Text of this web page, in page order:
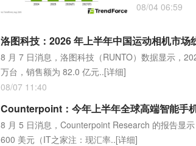
08/04 06:59
洛图科技：2026 年上半年中国运动相机市
8 月 7 日消息，洛图科技（RUNTO）数据显示，
万台，销售额为 82.0 亿元..[详细]
08/07 11:40
Counterpoint：今年上半年全球高端智能手
8 月 5 日消息，Counterpoint Research 的报告显
600 美元（IT之家注：现汇率..[详细]